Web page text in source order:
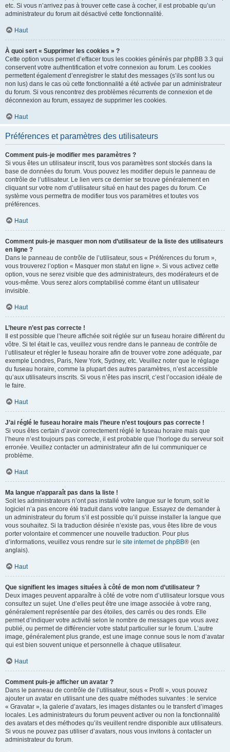
etc. Si vous n’arrivez pas à trouver cette case à cocher, il est probable qu’un
administrateur du forum ait désactivé cette fonctionnalité.
Haut
À quoi sert « Supprimer les cookies » ?
Cette option vous permet d’effacer tous les cookies générés par phpBB 3.3 qui
conservent votre authentification et votre connexion au forum. Les cookies
permettent également d’enregistrer le statut des messages (s’ils sont lus ou
non lus) dans le cas où cette fonctionnalité a été activée par un administrateur
du forum. Si vous rencontrez des problèmes récurrents de connexion et de
déconnexion au forum, essayez de supprimer les cookies.
Haut
Préférences et paramètres des utilisateurs
Comment puis-je modifier mes paramètres ?
Si vous êtes un utilisateur inscrit, tous vos paramètres sont stockés dans la
base de données du forum. Vous pouvez les modifier depuis le panneau de
contrôle de l’utilisateur. Le lien vers ce dernier se trouve généralement en
cliquant sur votre nom d’utilisateur situé en haut des pages du forum. Ce
système vous permettra de modifier tous vos paramètres et toutes vos
préférences.
Haut
Comment puis-je masquer mon nom d’utilisateur de la liste des utilisateurs
en ligne ?
Dans le panneau de contrôle de l’utilisateur, sous « Préférences du forum »,
vous trouverez l’option « Masquer mon statut en ligne ». Si vous activez cette
option, vous ne serez visible que des administrateurs, des modérateurs et de
vous-même. Vous serez alors comptabilisé comme étant un utilisateur
invisible.
Haut
L’heure n’est pas correcte !
Il est possible que l’heure affichée soit réglée sur un fuseau horaire différent du
vôtre. Si tel était le cas, veuillez vous rendre dans le panneau de contrôle de
l’utilisateur et régler le fuseau horaire afin de trouver votre zone adéquate, par
exemple Londres, Paris, New York, Sydney, etc. Veuillez noter que le réglage
du fuseau horaire, comme la plupart des autres paramètres, n’est accessible
qu’aux utilisateurs inscrits. Si vous n’êtes pas inscrit, c’est l’occasion idéale de
le faire.
Haut
J’ai réglé le fuseau horaire mais l’heure n’est toujours pas correcte !
Si vous êtes certain d’avoir correctement réglé le fuseau horaire mais que
l’heure n’est toujours pas correcte, il est probable que l’horloge du serveur soit
erronée. Veuillez contacter un administrateur afin de lui communiquer ce
problème.
Haut
Ma langue n’apparaît pas dans la liste !
Soit les administrateurs n’ont pas installé votre langue sur le forum, soit le
logiciel n’a pas encore été traduit dans votre langue. Essayez de demander à
un administrateur du forum s’il est possible qu’il puisse installer la langue que
vous souhaitez. Si la traduction désirée n’existe pas, vous êtes libre de vous
porter volontaire et commencer une nouvelle traduction. Pour plus
d’informations, veuillez vous rendre sur le site internet de phpBB® (en
anglais).
Haut
Que signifient les images situées à côté de mon nom d’utilisateur ?
Deux images peuvent apparaître à côté de votre nom d’utilisateur lorsque vous
consultez un sujet. Une d’elles peut être une image associée à votre rang,
généralement représentée par des étoiles, des carrés ou des ronds. Elle
permet d’indiquer votre activité selon le nombre de messages que vous avez
publié, ou permet de différencier votre statut particulier sur le forum. L’autre
image, généralement plus grande, est une image connue sous le nom d’avatar
qui est bien souvent unique et personnelle à chaque utilisateur.
Haut
Comment puis-je afficher un avatar ?
Dans le panneau de contrôle de l’utilisateur, sous « Profil », vous pouvez
ajouter un avatar en utilisant une des quatre méthodes suivantes : le service
« Gravatar », la galerie d’avatars, les images distantes ou le transfert d’images
locales. Les administrateurs du forum peuvent activer ou non la fonctionnalité
des avatars et des méthodes qu’ils veuillent rendre disponible aux utilisateurs.
Si vous ne pouvez pas utiliser d’avatars, nous vous invitons à contacter un
administrateur du forum.